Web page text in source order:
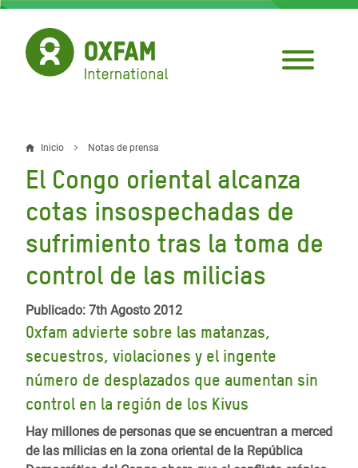
Pasar
contenido
principal
Sobrescribir
enlaces
de
ayuda
a
la
navegación
Inicio Notas de prensa
El Congo oriental alcanza
cotas insospechadas de
sufrimiento tras la toma de
control de las milicias
Publicado: 7th Agosto 2012
Oxfam advierte sobre las matanzas,
secuestros, violaciones y el ingente
número de desplazados que aumentan sin
control en la región de los Kivus
Hay millones de personas que se encuentran a merced
de las milicias en la zona oriental de la República